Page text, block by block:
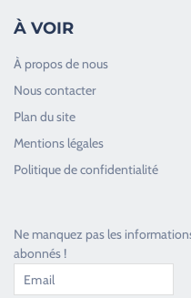
À VOIR
À propos de nous
Nous contacter
Plan du site
Mentions légales
Politique de confidentialité
Ne manquez pas les
abonnés !
Toujours heureux d'aider les